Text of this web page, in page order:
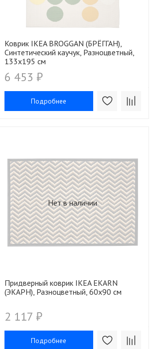
Коврик IKEA BROGGAN (БРЁГГАН),
Синтетический каучук, Разноцветный,
133x195 см
6 453 ₽
Подробнее
Нет в наличии
Придверный коврик IKEA EKARN
(ЭКАРН), Разноцветный, 60х90 см
2 117 ₽
Подробнее